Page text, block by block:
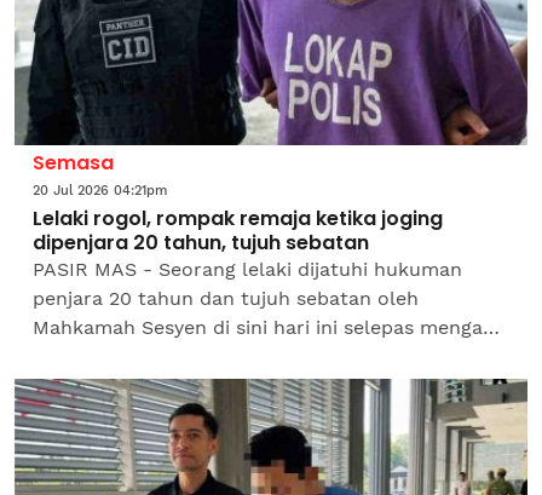
Semasa
20 Jul 2026 04:21pm
Lelaki rogol, rompak remaja ketika joging
dipenjara 20 tahun, tujuh sebatan
PASIR MAS - Seorang lelaki dijatuhi hukuman
penjara 20 tahun dan tujuh sebatan oleh
Mahkamah Sesyen di sini hari ini selepas mengaku
merompak seorang remaja...